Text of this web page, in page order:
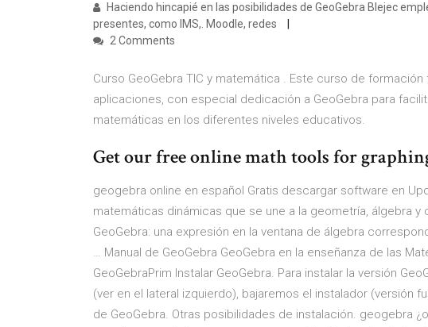
Haciendo hincapié en las posibilidades de GeoGebra Blejec
presentes, como IMS,. Moodle, redes
2 Comments
Curso GeoGebra TIC y matemática . Este curso de
aplicaciones, con especial dedicación a GeoGebra para
matemáticas en los diferentes niveles educativos.
Get our free online math tools for
geogebra online en español Gratis descargar software en
matemáticas dinámicas que se une a la geometría, álgebra
GeoGebra: una expresión en la ventana de álgebra
… Manual de GeoGebra GeoGebra en la enseñanza de las
GeoGebraPrim Instalar GeoGebra. Para instalar la versión
(ver en el lateral izquierdo), bajaremos el instalador (versión
de GeoGebra. Otras posibilidades de instalación. geogebra